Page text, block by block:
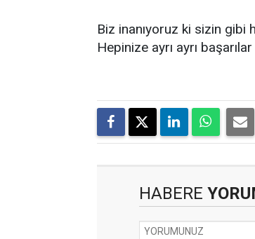
Biz inanıyoruz ki sizin gibi
Hepinize ayrı ayrı
HABERE